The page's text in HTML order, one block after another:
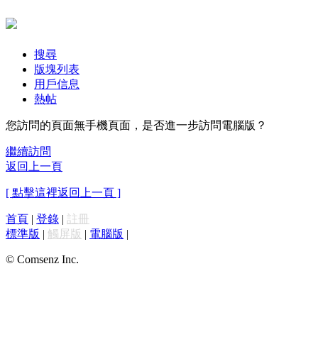
搜尋
版塊列表
用戶信息
熱帖
您訪問的頁面無手機頁面，是否進一步訪問電腦版？
繼續訪問
返回上一頁
[ 點擊這裡返回上一頁 ]
首頁 | 登錄 | 註冊
標準版 | 觸屏版 | 電腦版 |
© Comsenz Inc.